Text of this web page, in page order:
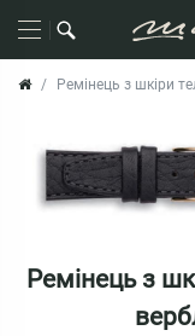
Ремінець з шкіри
Ремінець з